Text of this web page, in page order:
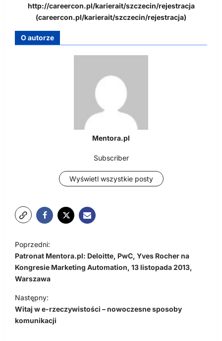
http://careercon.pl/karierait/szczecin/rejestracja
(careercon.pl/karierait/szczecin/rejestracja)
O autorze
Mentora.pl
Subscriber
Wyświetl wszystkie posty
N
a
w
i
g
a
Poprzedni:
Patronat Mentora.pl: Deloitte, PwC, Yves Rocher na
Kongresie Marketing Automation, 13 listopada 2013,
Warszawa
Następny:
Witaj w e-rzeczywistości – nowoczesne sposoby
komunikacji